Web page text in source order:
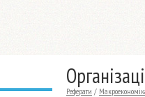
Реферати /